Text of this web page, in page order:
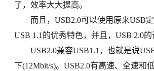
了，效率大大提高。
而且，USB2.0可以使用原来USB定
USB 1.1的优秀特色，并且，USB 2.0
USB2.0兼容USB1.1，也就是说
下(12Mbit/s)。USB2.0有高速、全速和